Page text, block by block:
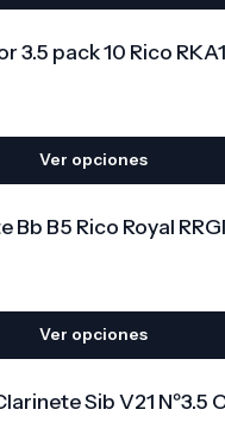
3.5 pack 10 Rico
Ver opciones
Bb B5 Rico Royal
Ver opciones
Sib V21 Nº3.5